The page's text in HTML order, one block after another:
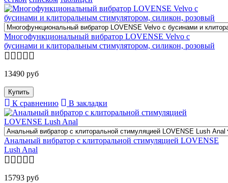
Многофункциональный вибратор LOVENSE Velvo с
бусинами и клиторальным стимулятором, силикон, розовый
13490 руб
К сравнению В закладки
Анальный вибратор с клиторальной стимуляцией LOVENSE
Lush Anal
15793 руб